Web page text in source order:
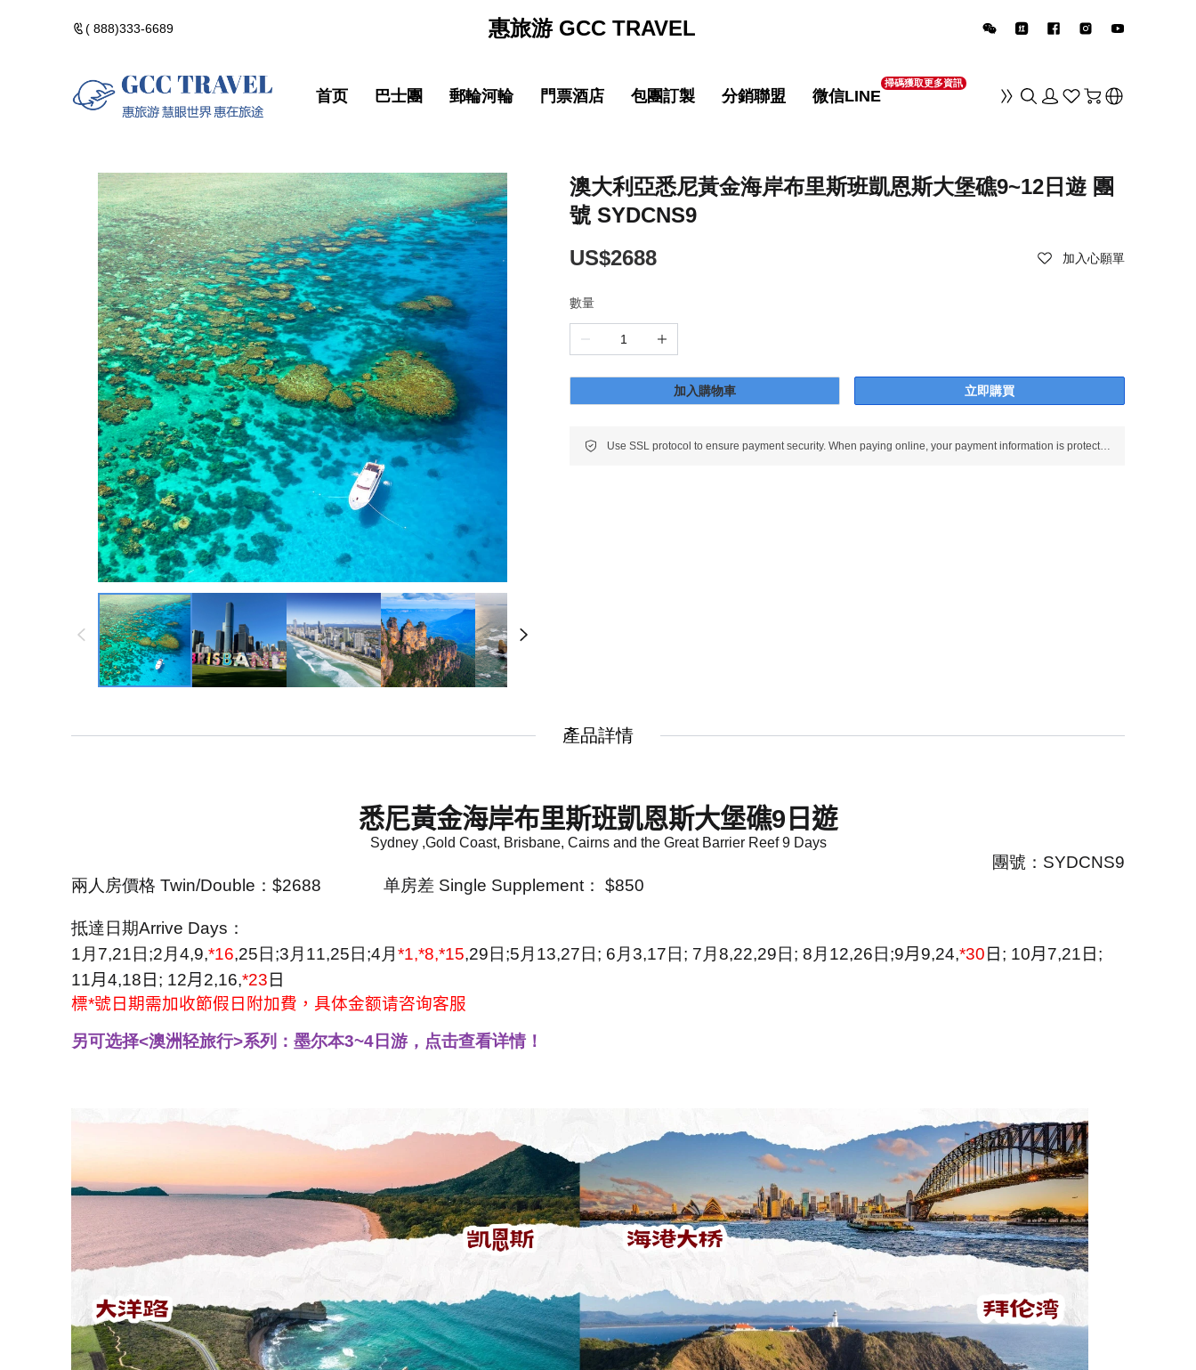
( 888)333-6689 惠旅游 GCC TRAVEL
黃石國家公園
加拿大落基山
美國西部遊
美國東部遊
夏威夷群島・精選
北極光觀測・精選
佛州陽光・美國城市
墨西哥 ・中南美洲
品質 亞洲精選
超值 亞洲精選
奢華 亞洲甄選
品質 歐洲環線
奢華 歐洲甄選
非洲 中東 中亞
惠旅全球甄選
惠旅甄選火車系列
英文團 English
輕旅行(美洲)
輕旅行(歐洲)
輕旅行(亞洲)
河輪熱門路線
維京熱門路線(VIKING)
中文導遊河輪路線
郵輪品牌專區
精選酒店
點擊添加企業微信
首页 巴士團
黃石國家公園
加拿大落基山
美國西部遊
美國東部遊
夏威夷群島・精選
北極光觀測・精選
佛州陽光・美國城市
墨西哥 ・中南美洲
品質 亞洲精選
超值 亞洲精選
奢華 亞洲甄選
品質 歐洲環線
奢華 歐洲甄選
惠旅全球甄選
惠旅甄選火車系列
輕旅行(美洲)
輕旅行(歐洲)
輕旅行(亞洲)
郵輪河輪
河輪熱門路線
維京熱門路線(VIKING)
中文導遊河輪路線
郵輪品牌專區
門票酒店
精選酒店
包團訂製 分銷聯盟 微信LINE
掃碼獲取更多資訊
點擊添加企業微信 點擊添加企業LINE
澳大利亞悉尼黃金海岸布里斯班凱恩斯大堡礁9~12日遊 團
號 SYDCNS9
US$2688
加入心願單
數量
加入購物車 立即購買
Use SSL protocol to ensure payment security. When paying online, your payment information is protected.
產品詳情
悉尼黃金海岸布里斯班凱恩斯大堡礁9 日遊
Sydney ,Gold Coast, Brisbane, Cairns and the Great Barrier Reef 9 Days
團號： SYDCNS9
兩人房價格 Twin/Double ： $2688 单房差 Single Supplement ： $850
抵達日期Arrive Days ：
1 月 7,21 日 ;2 月 4,9,*16,25 日 ;3 月 11,25 日 ;4 月 *1,*8,*15,29 日 ;5 月 13,27 日 ; 6 月 3,17 日 ; 7 月 8,22,29 日 ; 8 月 12,26 日 ;9月 9,24,*30 日 ; 10月 7,21 日 ;
11月 4,18 日 ; 12月 2,16,*23 日
標*號日期需加收節假日附加費，具体金额请咨询客服
另可选择<澳洲轻旅行>系列：墨尔本3~4日游，点击查看详情！